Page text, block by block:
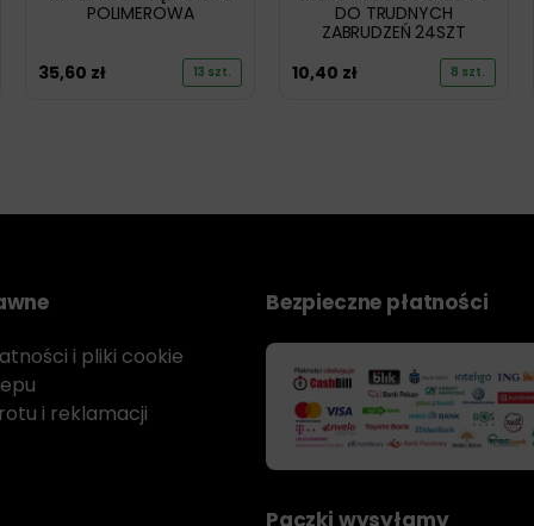
POLIMEROWA
35,60 zł 13 szt.
DO TRUDNYCH
ZABRUDZEŃ 24SZT
10,40 zł 8 szt.
i pliki cookie
i reklamacji
Bezpieczne płatności
Paczki wysyłamy